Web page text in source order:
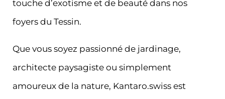
touche d’exotisme et de beauté dans nos
foyers du Tessin.
Que vous soyez passionné de jardinage,
architecte paysagiste ou simplement
amoureux de la nature, Kantaro.swiss est